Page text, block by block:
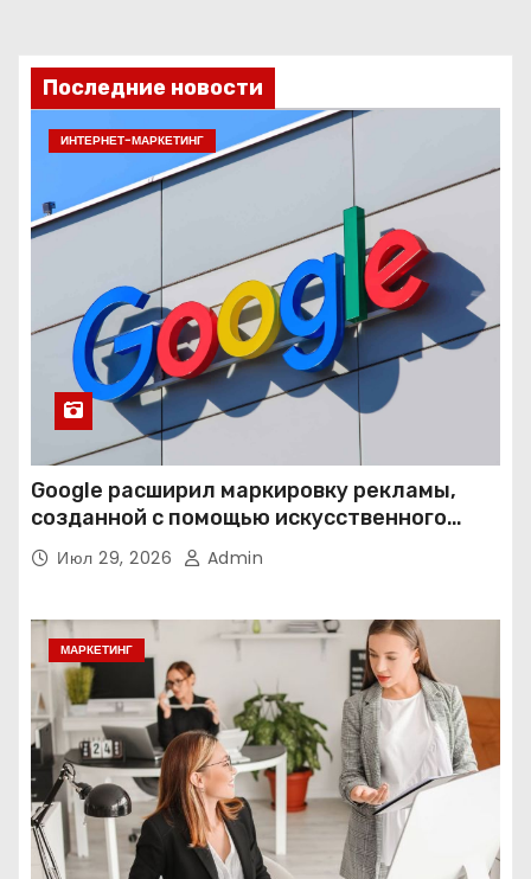
Последние новости
ИНТЕРНЕТ-МАРКЕТИНГ
Google расширил маркировку рекламы,
созданной с помощью искусственного
интеллекта
Июл 29, 2026 Admin
МАРКЕТИНГ